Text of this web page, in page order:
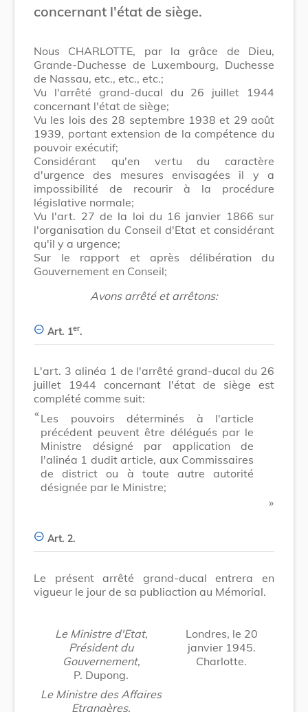
concernant l'état de siège.
Nous CHARLOTTE, par la grâce de Dieu,
Grande-Duchesse de Luxembourg, Duchesse
de Nassau, etc., etc., etc.;
Vu l'arrêté grand-ducal du 26 juillet 1944
concernant l'état de siège;
Vu les lois des 28 septembre 1938 et 29 août
1939, portant extension de la compétence du
pouvoir exécutif;
Considérant qu'en vertu du caractère
d'urgence des mesures envisagées il y a
impossibilité de recourir à la procédure
législative normale;
Vu l'art. 27 de la loi du 16 janvier 1866 sur
l'organisation du Conseil d'Etat et considérant
qu'il y a urgence;
Sur le rapport et après délibération du
Gouvernement en Conseil;
Avons arrêté et arrêtons:
Art. 1er.
L'art. 3 alinéa 1 de l'arrêté grand-ducal du 26
juillet 1944 concernant l'état de siège est
complété comme suit:
​ «Les pouvoirs déterminés à l'article
précédent peuvent être délégués par le
Ministre désigné par application de
l'alinéa 1 dudit article, aux Commissaires
de district ou à toute autre autorité
désignée par le Ministre;
​ »
Art. 2.
Le présent arrêté grand-ducal entrera en
vigueur le jour de sa publiaction au Mémorial.
Le Ministre d'Etat,
Président du
Gouvernement,
P. Dupong.
Le Ministre des Affaires
Etrangères,
Londres, le 20
janvier 1945.
Charlotte.